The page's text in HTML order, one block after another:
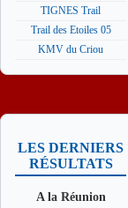
TIGNES Trail
Trail des Etoiles 05
KMV du Criou
LES DERNIERS
RÉSULTATS
A la Réunion